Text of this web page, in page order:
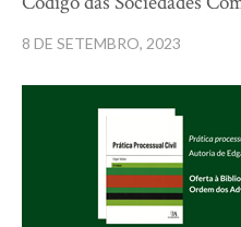
8 DE SETEMBRO, 2023